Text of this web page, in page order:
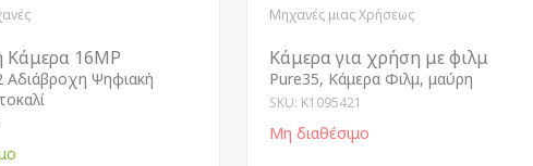
Κάμερα 16MP
Αδιάβροχη Ψηφιακή
Μηχανές μιας Χρήσεως
Κάμερα για χρήση με φιλμ
Pure35, Κάμερα Φιλμ, μαύρη
SKU: K1095421
Μη διαθέσιμο